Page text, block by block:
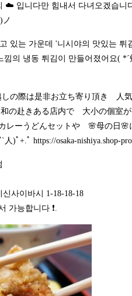
☁️ 입니다만 힘내서 다녀오겠습니다
ノ
있는 가운데 '니시야의 맛있는
낌의 냉동 튀김이 만들어졌어요( *´
の際は是非お立ち寄り頂き 人
の赴きある店内で 大小の個室
レーうどんセットや 🌸母の日
人)ﾟ+.ﾟ https://osaka-nishiya.shop-
사이바시 1-18-18-18
가능합니다 ❗.